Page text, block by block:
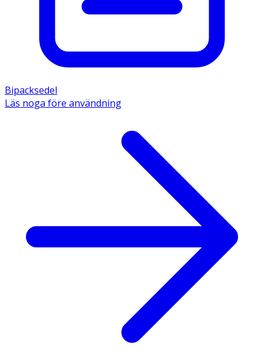
Bipacksedel
Läs noga före användning